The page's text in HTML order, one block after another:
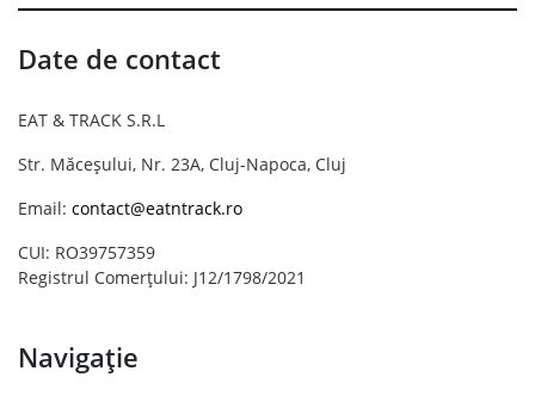
Date de contact
EAT & TRACK S.R.L
Str. Măceșului, Nr. 23A, Cluj-Napoca, Cluj
Email: contact@eatntrack.ro
CUI: RO39757359
Registrul Comerțului: J12/1798/2021
Navigație